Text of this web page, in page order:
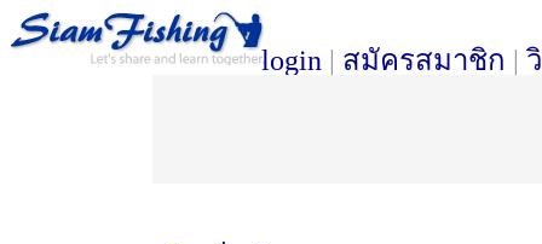
login | สมัครสมาชิก |